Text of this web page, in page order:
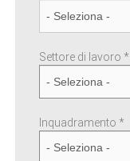
Settore di lavoro *
Inquadramento *